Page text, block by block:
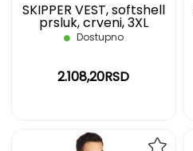
SKIPPER VEST, softshell
prsluk, crveni, 3XL
Dostupno
2.108,20RSD